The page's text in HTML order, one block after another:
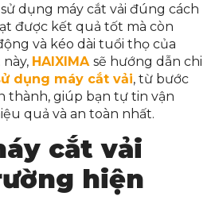
dụng máy cắt vải đúng cách
được kết quả tốt mà còn
và kéo dài tuổi thọ của
HAIXIMA sẽ hướng dẫn chi
dụng máy cắt vải, từ bước
thành, giúp bạn tự tin vận
quả và an toàn nhất.
cắt vải
hiện